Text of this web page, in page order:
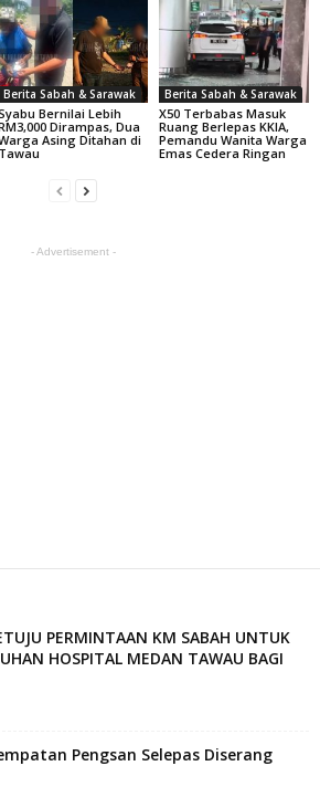
Berita Sabah & Sarawak
Bernilai Lebih
Dirampas, Dua
Asing Ditahan di
Tawau
Berita Sabah & Sarawak
X50 Terbabas Masuk
Ruang Berlepas KKIA,
Pemandu Wanita Warga
Emas Cedera Ringan
- Advertisement -
PERMINTAAN KM SABAH UNTUK
HOSPITAL MEDAN TAWAU BAGI
Pengsan Selepas Diserang